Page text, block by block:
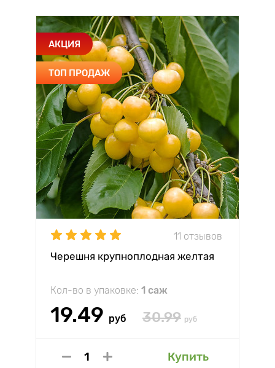
АКЦИЯ
ТОП ПРОДАЖ
11 отзывов
Черешня крупноплодная желтая
Кол-во в упаковке: 1 саж
19.49 руб 30.99 руб
Купить